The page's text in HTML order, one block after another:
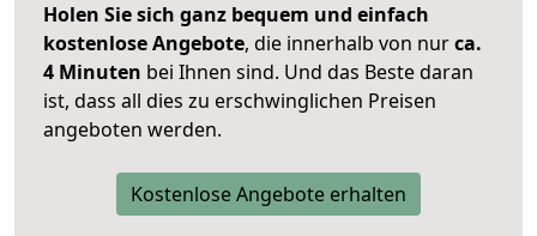
Holen Sie sich ganz bequem und einfach
kostenlose Angebote, die innerhalb von nurca.
4 Minuten bei Ihnen sind. Und das Beste daran
ist, dass all dies zu erschwinglichen Preisen
angeboten werden.
Kostenlose Angebote erhalten